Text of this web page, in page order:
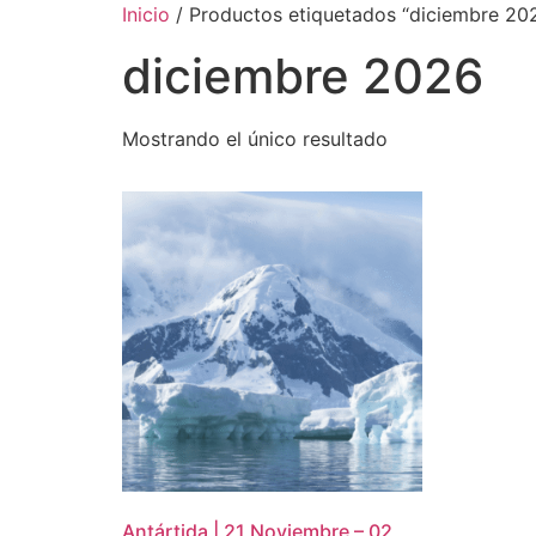
Inicio / Productos etiquetados “diciembre
diciembre 2026
Mostrando el único resultado